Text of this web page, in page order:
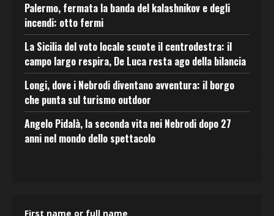
Palermo, fermata la banda del kalashnikov e degli
incendi: otto fermi
La Sicilia del voto locale scuote il centrodestra: il
campo largo respira, De Luca resta ago della bilancia
Longi, dove i Nebrodi diventano avventura: il borgo
che punta sul turismo outdoor
Angelo Pidalà, la seconda vita nei Nebrodi dopo 27
anni nel mondo dello spettacolo
First name or full name